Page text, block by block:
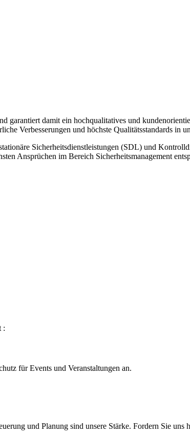
damit ein hochqualitatives und
Verbesserungen und höchste Qualitätsstandards in
Sicherheitsdienstleistungen (SDL) und
Ansprüchen im Bereich Sicherheitsmanagement
:
für Events und Veranstaltungen an.
und Planung sind unsere Stärke. Fordern Sie uns